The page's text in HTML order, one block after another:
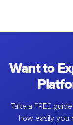
Want to
Take a FREE
how easily you